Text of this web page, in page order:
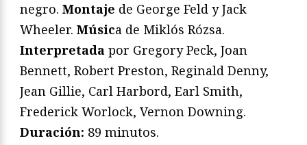
negro. Montaje de George Feld y Jack
Wheeler. Música de Miklós Rózsa.
Interpretada por Gregory Peck, Joan
Bennett, Robert Preston, Reginald Denny,
Jean Gillie, Carl Harbord, Earl Smith,
Frederick Worlock, Vernon Downing.
Duración: 89 minutos.